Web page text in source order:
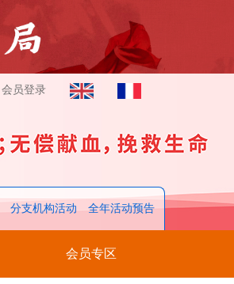
会员登录
分支机构活动 全年活动预告
会员专区